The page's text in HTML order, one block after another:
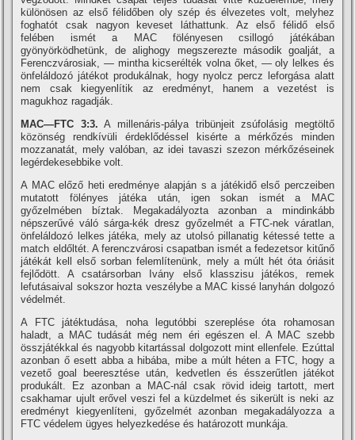
különösen az első félidőben oly szép és élvezetes volt, melyhez
foghatót csak nagyon keveset láthattunk. Az első félidő első
felében ismét a MAC fölényesen csillogó játékában
gyönyörködhetünk, de alighogy megszerezte második goalját, a
Ferenczvárosiak, — mintha kicserélték volna őket, — oly lelkes és
önfeláldozó játékot produkálnak, hogy nyolcz percz leforgása alatt
nem csak kiegyenlí­tik az eredményt, hanem a vezetést is
magukhoz ragadják.
MAC—FTC 3:3. A millenáris-pálya tribünjeit zsúfolásig megtöltő
közönség rendkí­vüli érdeklődéssel kisérte a mérkőzés minden
mozzanatát, mely valóban, az idei tavaszi szezon mérkőzéseinek
legérdekesebbike volt.
A MAC előző heti eredménye alapján s a játékidő első perczeiben
mutatott fölényes játéka után, igen sokan ismét a MAC
győzelmében bí­ztak. Megakadályozta azonban a mindinkább
népszerűvé váló sárga-kék dresz győzelmét a FTC-nek váratlan,
önfeláldozó lelkes játéka, mely az utolsó pillanatig kétessé tette a
match eldőltét. A ferenczvárosi csapatban ismét a fedezetsor kitűnő
játékát kell első sorban felemlí­tenünk, mely a múlt hét óta óriásit
fejlődött. A csatársorban Ivány első klasszisu játékos, remek
lefutásaival sokszor hozta veszélybe a MAC kissé lanyhán dolgozó
védelmét.
A FTC játéktudása, noha legutóbbi szereplése óta rohamosan
haladt, a MAC tudását még nem éri egészen el. A MAC szebb
összjátékkal és nagyobb kitartással dolgozott mint ellenfele. Ezúttal
azonban ő esett abba a hibába, mibe a múlt héten a FTC, hogy a
vezető goal beeresztése után, kedvetlen és ésszerűtlen játékot
produkált. Ez azonban a MAC-nál csak rövid ideig tartott, mert
csakhamar ujult erővel veszi fel a küzdelmet és sikerült is neki az
eredményt kiegyenlí­teni, győzelmét azonban megakadályozza a
FTC védelem ügyes helyezkedése és határozott munkája.